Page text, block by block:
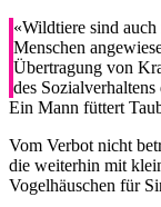
«Wildtiere sind
Menschen
Übertragung von
des
Ein Mann füttert
Vom Verbot nicht
die weiterhin mit
Vogelhäuschen für